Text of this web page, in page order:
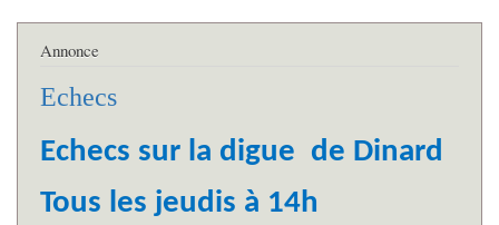
Annonce
Echecs
Echecs sur la digue de Dinard
Tous les jeudis à 14h